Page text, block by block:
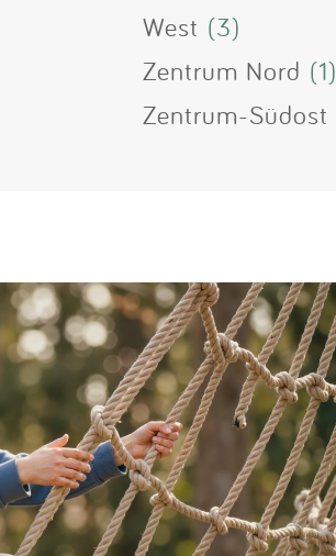
West (3)
Zentrum Nord (1)
Zentrum-Südost